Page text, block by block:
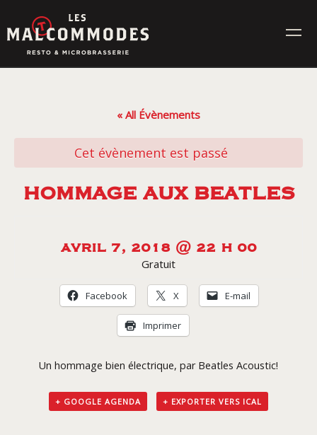
to
content
CONTACT
Livraison
« All Évènements
Cet évènement est passé
HOMMAGE AUX BEATLES
AVRIL 7, 2018 @ 22 H 00
Gratuit
Facebook X E-mail
Imprimer
Un hommage bien électrique, par Beatles Acoustic!
+ GOOGLE AGENDA + EXPORTER VERS ICAL